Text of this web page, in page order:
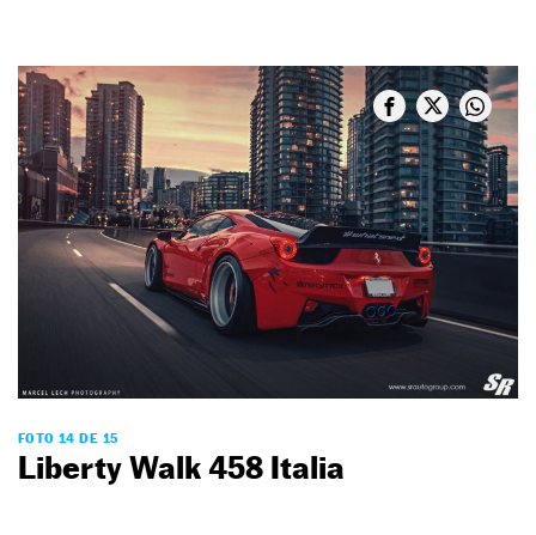
FOTO 14 DE 15
Liberty Walk 458 Italia